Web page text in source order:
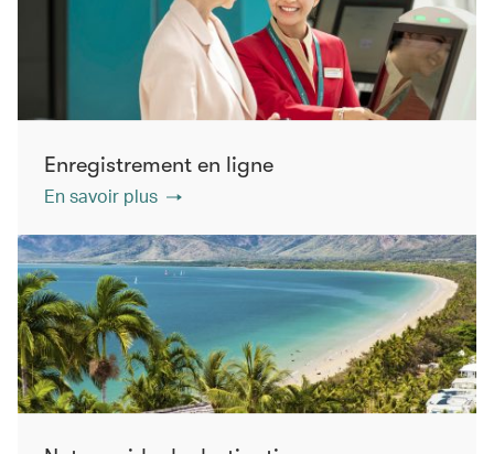
Enregistrement en ligne
En savoir plus